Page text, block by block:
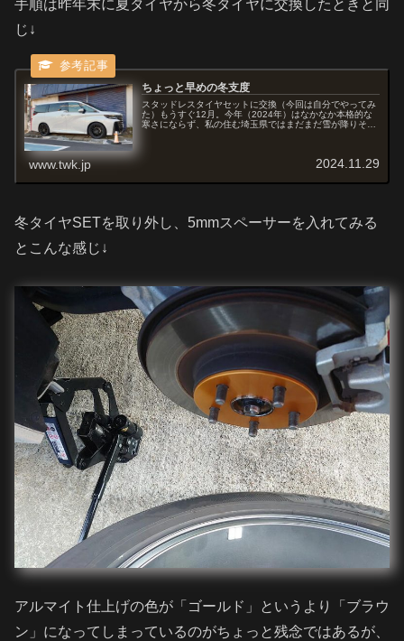
手順は昨年末に夏タイヤから冬タイヤに交換したときと同
じ↓
ちょっと早めの冬支度
スタッドレスタイヤセットに交換（今回は自分でやってみ
た）もうすぐ12月。今年（2024年）はなかなか本格的な
寒さにならず、私の住む埼玉県ではまだまだ雪が降りそう
www.twk.jp 2024.11.29
冬タイヤSETを取り外し、5mmスペーサーを入れてみる
とこんな感じ↓
アルマイト仕上げの色が「ゴールド」というより「ブラウ
ン」になってしまっているのがちょっと残念ではあるが、